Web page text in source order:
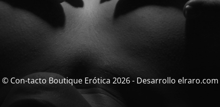
© Con-tacto Boutique Erótica 2026 - Desarrollo elraro.com